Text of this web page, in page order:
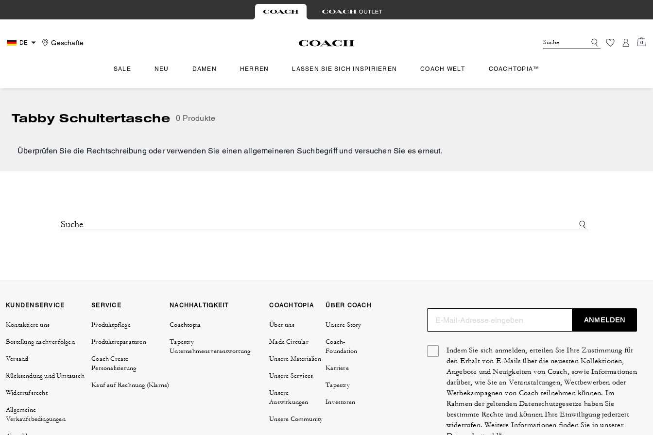
DE Geschäfte 0
SALE NEU DAMEN HERREN LASSEN SIE SICH INSPIRIEREN COACH WELT COACHTOPIA™
Tabby Schultertasche 0 Produkte
Überprüfen Sie die Rechtschreibung oder verwenden Sie einen allgemeineren Suchbegriff und versuchen Sie es erneut.
KUNDENSERVICE
Kontaktiere uns
Bestellung nachverfolgen
Versand
Rücksendung und Umtausch
Widerrufsrecht
Allgemeine
Verkaufsbedingungen
SERVICE
Produktpflege
Produktreparaturen
Coach Create
Personalisierung
Kauf auf Rechnung (Klarna)
NACHHALTIGKEIT
Coachtopia
Tapestry
Unternehmensverantwortung
COACHTOPIA
Über uns
Made Circular
Unsere Materialien
Unsere Services
Unsere
Auswirkungen
Unsere Community
ÜBER COACH
Unsere Story
Coach-
Foundation
Karriere
Tapestry
Investoren
ANMELDEN
Indem Sie sich anmelden, erteilen Sie Ihre Zustimmung für
den Erhalt von E-Mails über die neuesten Kollektionen,
Angebote und Neuigkeiten von Coach, sowie Informationen
darüber, wie Sie an Veranstaltungen, Wettbewerben oder
Werbekampagnen von Coach teilnehmen können. Im
Rahmen der geltenden Datenschutzgesetze haben Sie
bestimmte Rechte und können Ihre Einwilligung jederzeit
widerrufen. Weitere Informationen finden Sie in unserer